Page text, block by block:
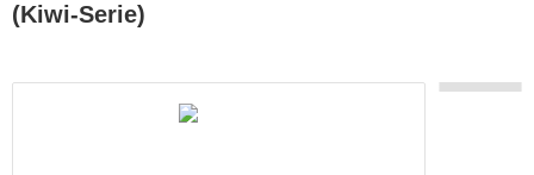
(Kiwi-Serie)